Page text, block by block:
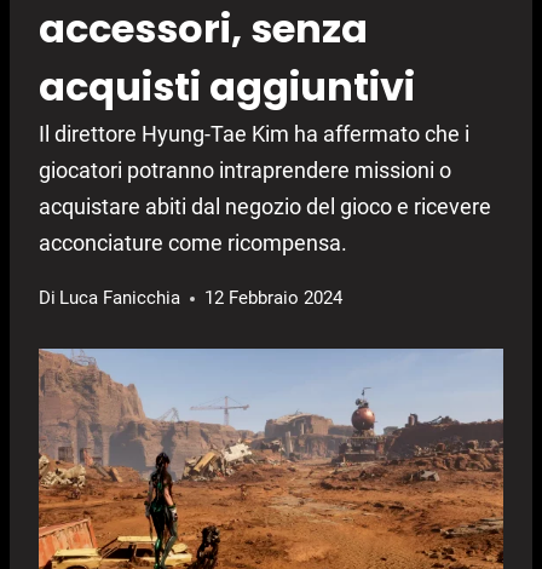
accessori, senza
acquisti aggiuntivi
Il direttore Hyung-Tae Kim ha affermato che i
giocatori potranno intraprendere missioni o
acquistare abiti dal negozio del gioco e ricevere
acconciature come ricompensa.
Di Luca Fanicchia 12 Febbraio 2024